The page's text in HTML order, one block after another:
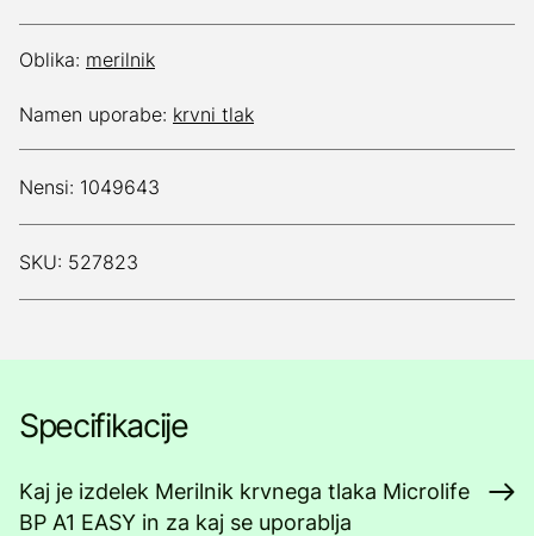
Oblika: merilnik
Namen uporabe: krvni tlak
Nensi: 1049643
SKU: 527823
Specifikacije
Kaj je izdelek Merilnik krvnega tlaka Microlife
BP A1 EASY in za kaj se uporablja